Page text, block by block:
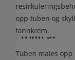
opp tuben og
tannkrem.
Trinn 3:
Tuben males